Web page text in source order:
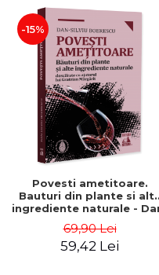
-15%
Povesti ametitoare.
Bauturi din plante si alte
ingrediente naturale -
69,90 Lei
59,42 Lei